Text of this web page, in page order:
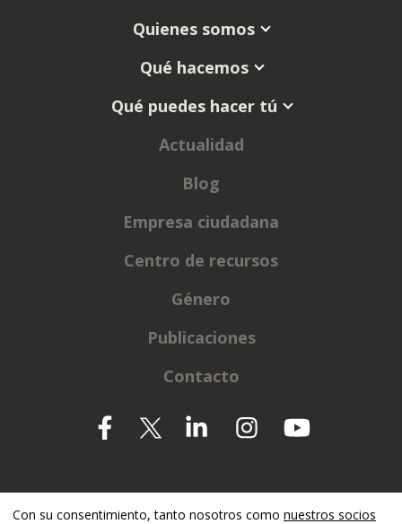
Quienes somos
Qué hacemos
Qué puedes hacer tú
Actualidad
Blog
Empresa ciudadana
Centro de recursos
Género
Publicaciones
Contacto
Con su consentimiento, tanto nosotros como nuestros socios